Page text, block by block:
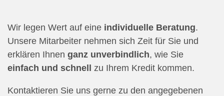
Wir legen Wert auf eine individuelle Beratung.
Unsere Mitarbeiter nehmen sich Zeit für Sie und
erklären Ihnen ganz unverbindlich, wie Sie
einfach und schnell zu Ihrem Kredit kommen.
Kontaktieren Sie uns gerne zu den angegebenen